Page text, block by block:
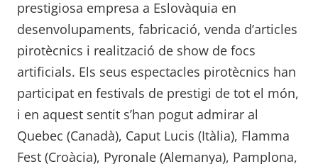
prestigiosa empresa a Eslovàquia en
desenvolupaments, fabricació, venda d’articles
pirotècnics i realització de show de focs
artificials. Els seus espectacles pirotècnics han
participat en festivals de prestigi de tot el món,
i en aquest sentit s’han pogut admirar al
Quebec (Canadà), Caput Lucis (Itàlia), Flamma
Fest (Croàcia), Pyronale (Alemanya), Pamplona,